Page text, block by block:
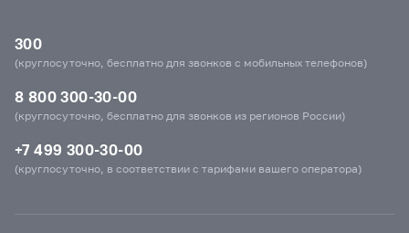
300
(круглосуточно, бесплатно для звонков с мобильных телефонов)
8 800 300-30-00
(круглосуточно, бесплатно для звонков из регионов России)
+7 499 300-30-00
(круглосуточно, в соответствии с тарифами вашего оператора)